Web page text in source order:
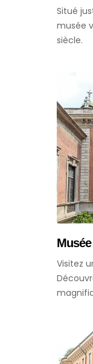
Situé
musée
siècle.
Visitez